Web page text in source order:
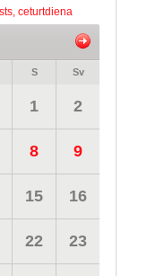
ceturtdiena
S Sv
1 2
8 9
15 16
22 23